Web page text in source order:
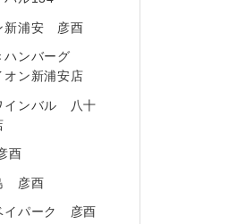
新浦安 彦酉
ハンバーグ
ン新浦安店
インバル 八十
酉
彦酉
イパーク 彦酉